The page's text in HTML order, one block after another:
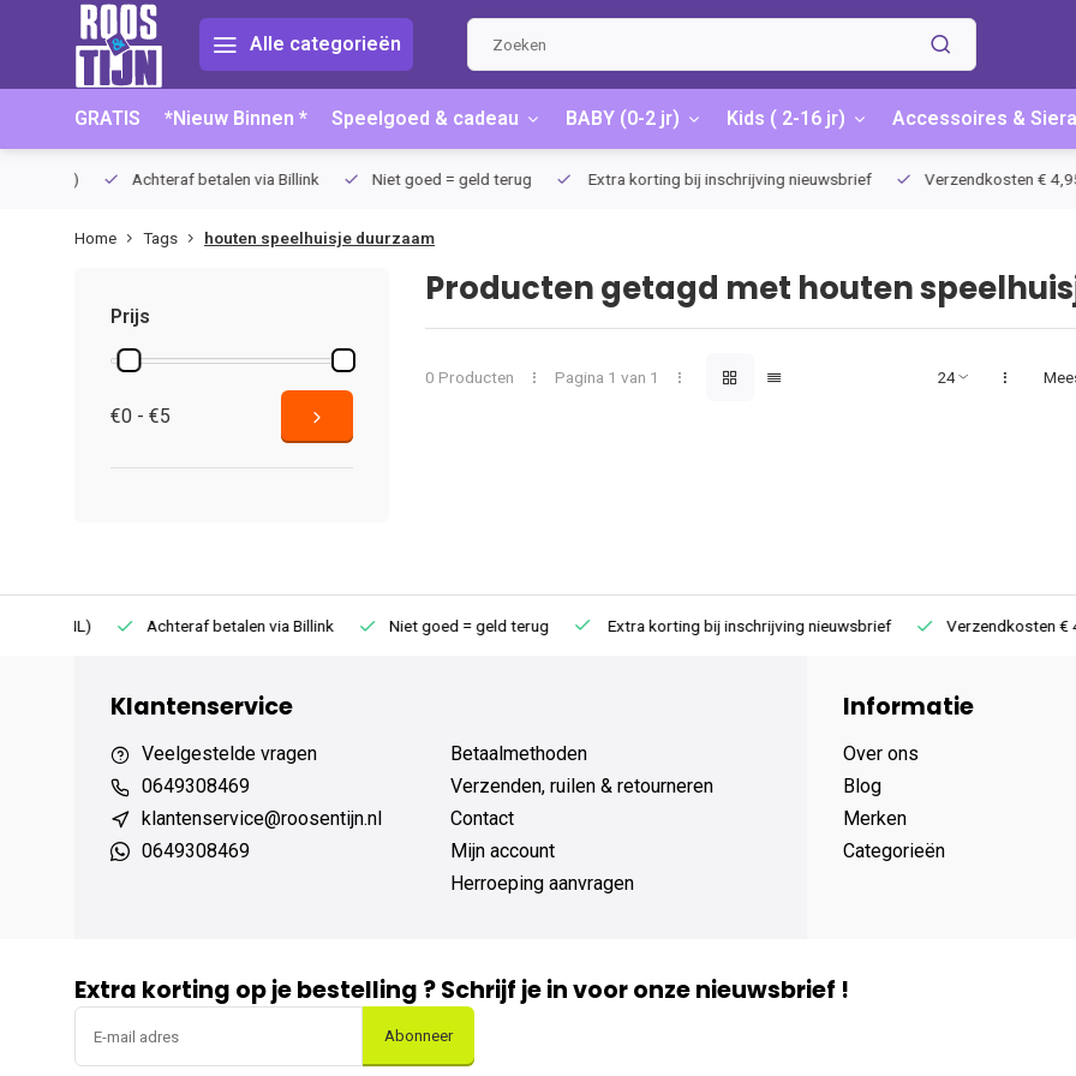
Alle categorieën
GRATIS *Nieuw Binnen * Speelgoed & cadeau BABY (0-2 jr) Kids ( 2-16 jr) Accessoires &
Achteraf betalen via Billink Niet goed = geld terug Extra korting bij inschrijving nieuwsbrief Verzendkosten € 4,95 /
Home Tags houten speelhuisje duurzaam
Prijs
€0 - €5
Producten getagd met houten
0 Producten Pagina 1 van 1
Achteraf betalen via Billink Niet goed = geld terug Extra korting bij inschrijving nieuwsbrief Verzendkosten € 4,95
Klantenservice
Veelgestelde vragen
0649308469
klantenservice@roosentijn.nl
0649308469
Betaalmethoden
Verzenden, ruilen & retourneren
Contact
Mijn account
Herroeping aanvragen
Informatie
Over ons
Blog
Merken
Categorieën
Extra korting op je bestelling ? Schrijf je in voor onze nieuwsbrief !
Abonneer